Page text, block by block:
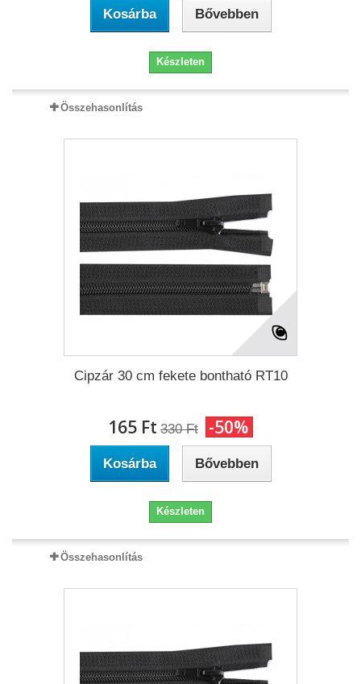
Kosárba Bővebben
Készleten
Összehasonlítás
Cipzár 30 cm fekete bontható RT10
165 Ft‎ 330 Ft‎ -50%
Kosárba Bővebben
Készleten
Összehasonlítás